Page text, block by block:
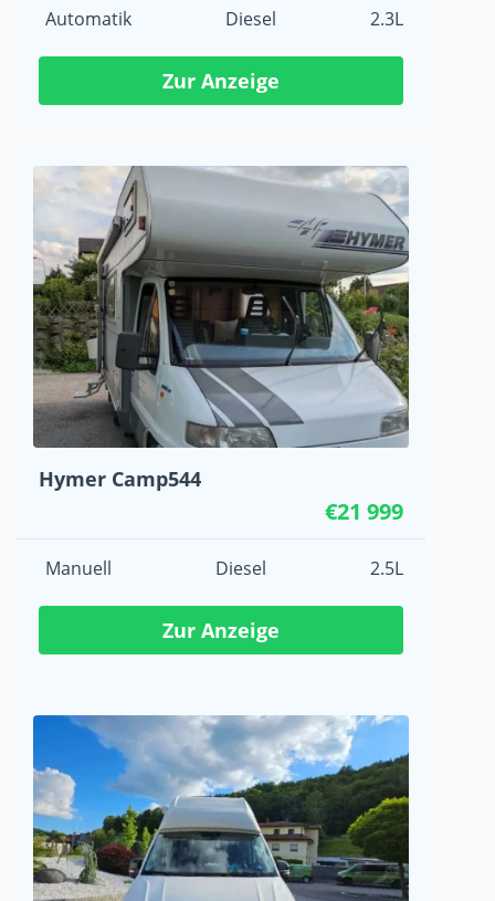
Automatik Diesel 2.3L
Zur Anzeige
Hymer Camp544
€21 999
Manuell Diesel 2.5L
Zur Anzeige